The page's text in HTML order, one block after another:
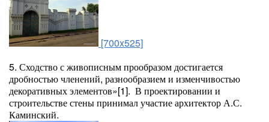
[700x525]
5. Сходство с живописным прообразом достигается
дробностью членений, разнообразием и изменчивостью
декоративных элементов»[1]. В проектировании и
строительстве стены принимал участие архитектор А.С.
Каминский.